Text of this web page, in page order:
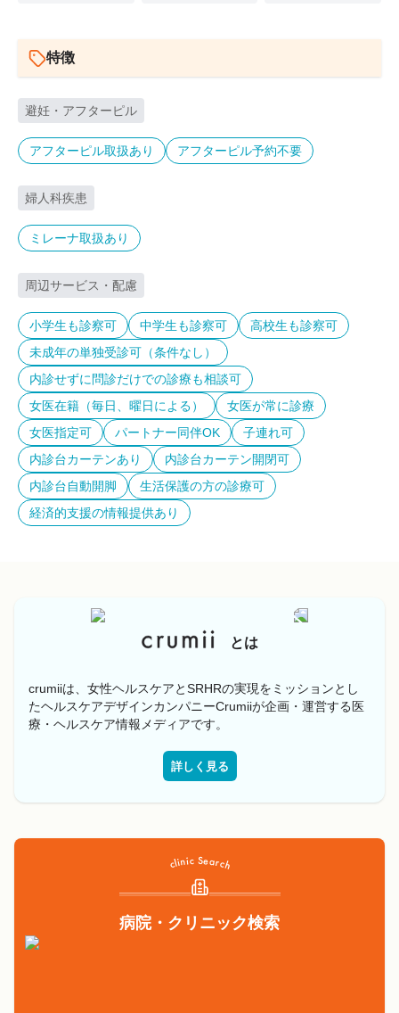
特徴
避妊・アフターピル
アフターピル取扱あり アフターピル予約不要
婦人科疾患
ミレーナ取扱あり
周辺サービス・配慮
小学生も診察可 中学生も診察可
高校生も診察可
未成年の単独受診可（条件なし）
内診せずに問診だけでの診療も相談可
女医在籍（毎日、曜日による）
女医が常に診療
女医指定可
パートナー同伴OK
子連れ可
内診台カーテンあり
内診台カーテン開閉可
内診台自動開脚
生活保護の方の診療可
経済的支援の情報提供あり
とは
crumiiは、女性ヘルスケアとSRHRの実現をミッションとし
たヘルスケアデザインカンパニーCrumiiが企画・運営する医
療・ヘルスケア情報メディアです。
詳しく見る
病院・クリニック検索